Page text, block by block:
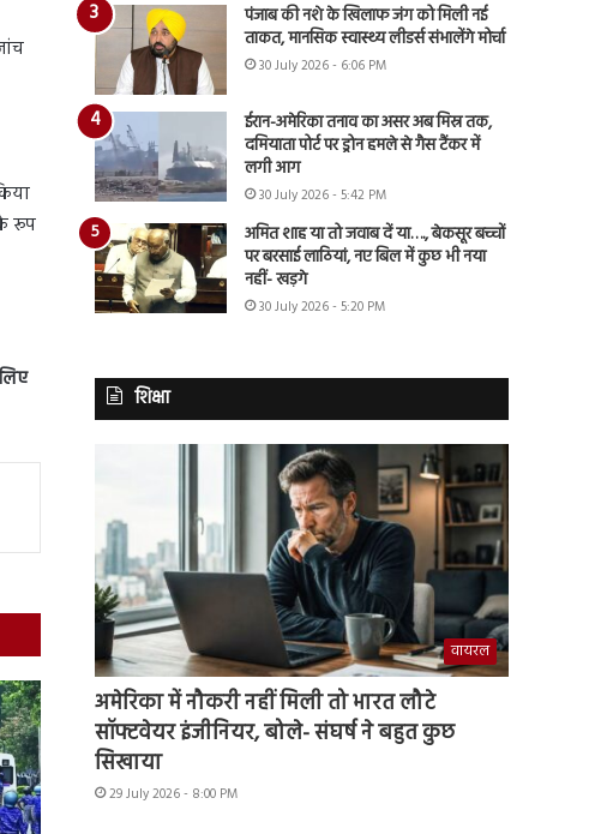
रूप
पंजाब की नशे के खिलाफ जंग को मिली नई
ताकत, मानसिक स्वास्थ्य लीडर्स संभालेंगे मोर्चा
30 July 2026 - 6:06 PM
ईरान-अमेरिका तनाव का असर अब मिस्र तक,
दमियाता पोर्ट पर ड्रोन हमले से गैस टैंकर में
लगी आग
30 July 2026 - 5:42 PM
अमित शाह या तो जवाब दें या…., बेकसूर बच्चों
पर बरसाई लाठियां, नए बिल में कुछ भी नया
नहीं- खड़गे
30 July 2026 - 5:20 PM
शिक्षा
वायरल
अमेरिका में नौकरी नहीं मिली तो भारत लौटे
सॉफ्टवेयर इंजीनियर, बोले- संघर्ष ने बहुत कुछ
सिखाया
29 July 2026 - 8:00 PM